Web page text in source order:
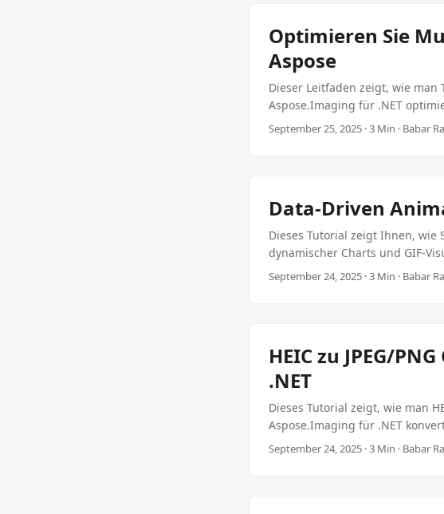
auf Websites und
verbessern die
Optimisation von Animationen
Dateigröße Reduktion mit
Optimieren Sie
Aspose
Dieser Leitfaden zeigt, wie
Aspose.Imaging für .NET
September 25, 2025 · 3 Min · Babar
Data-Driven
Dieses Tutorial zeigt Ihnen,
dynamischer Charts und GIF-
und Berichte zu verbessern.
September 24, 2025 · 3 Min · Babar
HEIC zu JPEG/
.NET
Dieses Tutorial zeigt, wie man
Aspose.Imaging für .NET
gewährleisten.
September 24, 2025 · 3 Min · Babar